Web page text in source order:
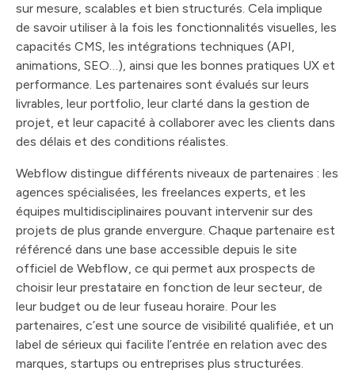
sur mesure, scalables et bien structurés. Cela implique
de savoir utiliser à la fois les fonctionnalités visuelles, les
capacités CMS, les intégrations techniques (API,
animations, SEO…), ainsi que les bonnes pratiques UX et
performance. Les partenaires sont évalués sur leurs
livrables, leur portfolio, leur clarté dans la gestion de
projet, et leur capacité à collaborer avec les clients dans
des délais et des conditions réalistes.
Webflow distingue différents niveaux de partenaires : les
agences spécialisées, les freelances experts, et les
équipes multidisciplinaires pouvant intervenir sur des
projets de plus grande envergure. Chaque partenaire est
référencé dans une base accessible depuis le site
officiel de Webflow, ce qui permet aux prospects de
choisir leur prestataire en fonction de leur secteur, de
leur budget ou de leur fuseau horaire. Pour les
partenaires, c’est une source de visibilité qualifiée, et un
label de sérieux qui facilite l’entrée en relation avec des
marques, startups ou entreprises plus structurées.